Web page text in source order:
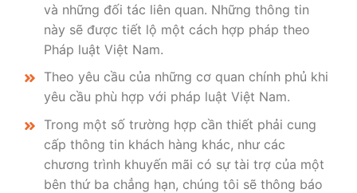
và những đối tác liên quan. Những thông tin
này sẽ được tiết lộ một cách hợp pháp theo
Pháp luật Việt Nam.
Theo yêu cầu của những cơ quan chính phủ khi
yêu cầu phù hợp với pháp luật Việt Nam.
Trong một số trường hợp cần thiết phải cung
cấp thông tin khách hàng khác, như các
chương trình khuyến mãi có sự tài trợ của một
bên thứ ba chẳng hạn, chúng tôi sẽ thông báo